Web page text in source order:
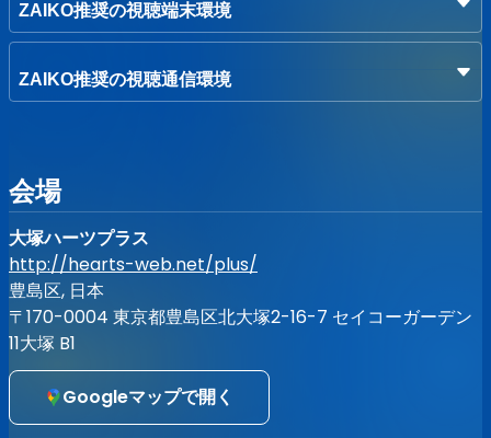
※推しカメラ[アーカイブ]とは、はるね中心のカメラワーク
によるアーカイブ映像です。
【券売情報】
2026/2/17 21:00 整理番号ランダムにて販売開始
事前予約頂いた方限定のグッズとなります。
お見逃しなく！！
【受注期間】〜4/14 23:59
【価格】¥4,000
【サイズ】900mm x 400mm
※※デザインは少々お待ちください！
※受渡は4/26、大塚Hearts+のみとなります
※バースデーライブ当日にお使い頂ける特典券1枚付き
※コンビニ決済は、予告なく終了となる場合がございます
ZAIKO推奨の視聴端末環境
ZAIKO推奨の視聴通信環境
会場
大塚ハーツプラス
http://hearts-web.net/plus/
豊島区, 日本
〒170-0004 東京都豊島区北大塚2-16-7 セイコーガーデン
11大塚 B1
Googleマップで開く